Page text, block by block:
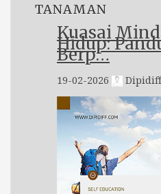
TANAMAN
Kuasai
Hidup:
Berp…
19-02-2026 Dipidiff